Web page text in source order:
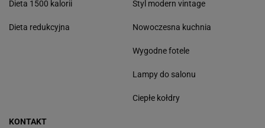
Dieta 1500 kalorii
Dieta redukcyjna
Styl modern vintage
Nowoczesna kuchnia
Wygodne fotele
Lampy do salonu
Ciepłe kołdry
KONTAKT